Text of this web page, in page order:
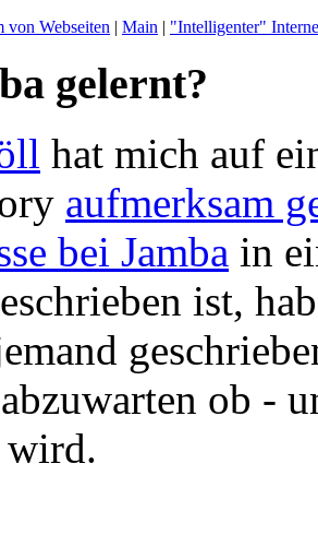
von Webseiten | Main | "Intelligenter"
gelernt?
hat mich auf
aufmerksam
bei Jamba in
ist,
ob -
wird.